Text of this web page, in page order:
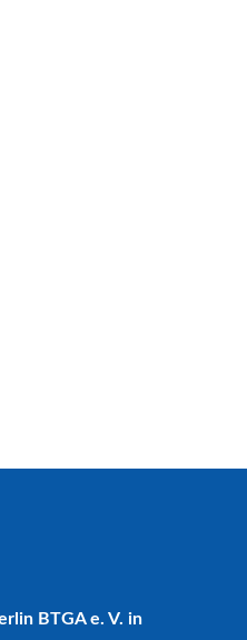
BTGA e. V. in